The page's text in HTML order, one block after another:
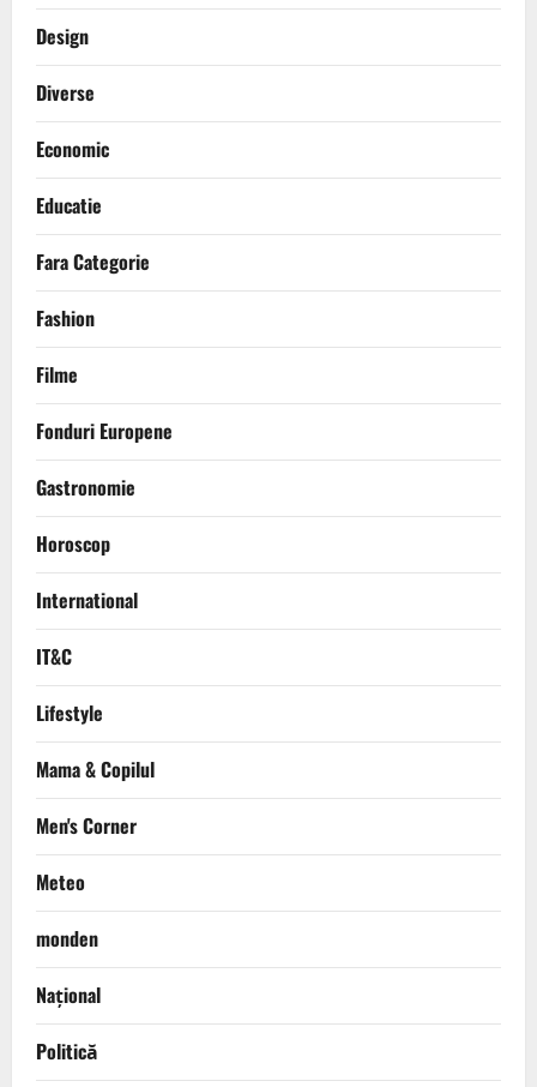
Design
Diverse
Economic
Educatie
Fara Categorie
Fashion
Filme
Fonduri Europene
Gastronomie
Horoscop
International
IT&C
Lifestyle
Mama & Copilul
Men's Corner
Meteo
monden
Național
Politică